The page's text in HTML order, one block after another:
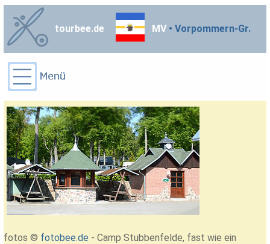
tourbee.de MV • Vorpommern-Gr.
fotos © fotobee.de - Camp Stubbenfelde, fast wie ein